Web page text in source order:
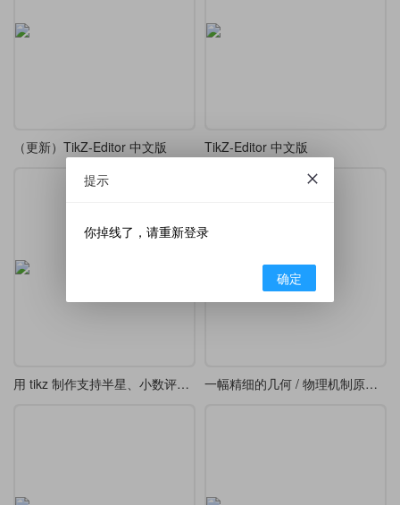
（更新）TikZ-Editor 中文版 TikZ-Editor 中文版
用 tikz 制作支持半星、小数评分显示的星级评分 一幅精细的几何 / 物理机制原理图-转动连杆、轨道及阴影剖面线三维几何投影图
提示
你掉线了，请重新登录
确定